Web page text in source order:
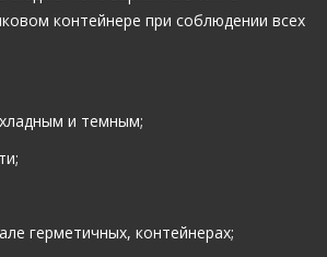
контейнере при соблюдении всех
и темным;
герметичных, контейнерах;